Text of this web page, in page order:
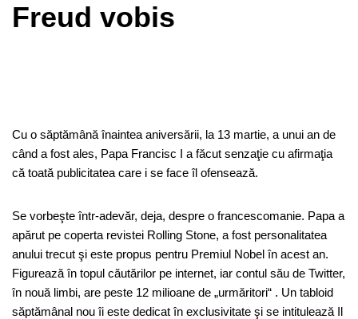
Freud vobis
Cu o săptămână înaintea aniversării, la 13 martie, a unui an de
când a fost ales, Papa Francisc I a făcut senzaţie cu afirmaţia
că toată publicitatea care i se face îl ofensează.
Se vorbeşte într-adevăr, deja, despre o francescomanie. Papa a
apărut pe coperta revistei Rolling Stone, a fost personalitatea
anului trecut şi este propus pentru Premiul Nobel în acest an.
Figurează în topul căutărilor pe internet, iar contul său de Twitter,
în nouă limbi, are peste 12 milioane de „urmăritori“ . Un tabloid
săptămânal nou îi este dedicat în exclusivitate şi se intitulează Il